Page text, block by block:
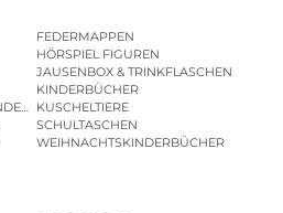
FEDERMAPPEN
HÖRSPIEL FIGUREN
JAUSENBOX & TRINKFLASCHEN
KINDERBÜCHER
KUSCHELTIERE
SCHULTASCHEN
WEIHNACHTSKINDERBÜCHER